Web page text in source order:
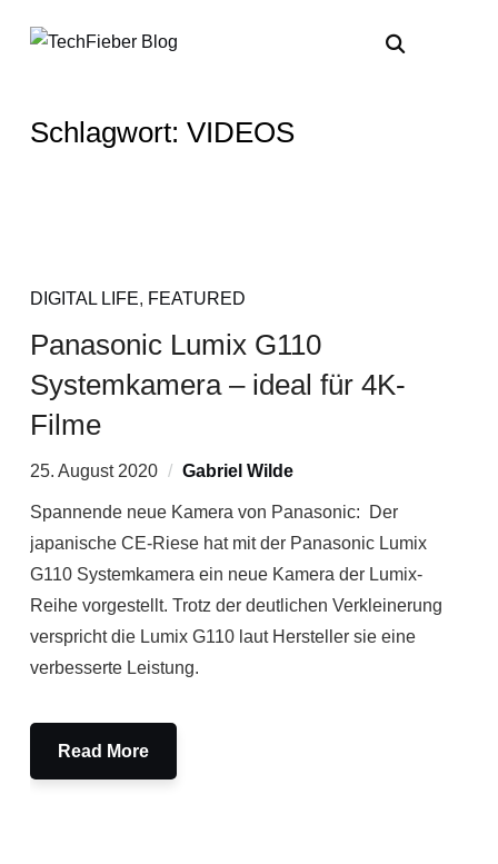
Schlagwort: VIDEOS
DIGITAL LIFE, FEATURED
Panasonic Lumix G110
Systemkamera – ideal für 4K-
Filme
25. August 2020 Gabriel Wilde
Spannende neue Kamera von Panasonic: Der
japanische CE-Riese hat mit der Panasonic Lumix
G110 Systemkamera ein neue Kamera der Lumix-
Reihe vorgestellt. Trotz der deutlichen Verkleinerung
verspricht die Lumix G110 laut Hersteller sie eine
verbesserte Leistung.
Read More